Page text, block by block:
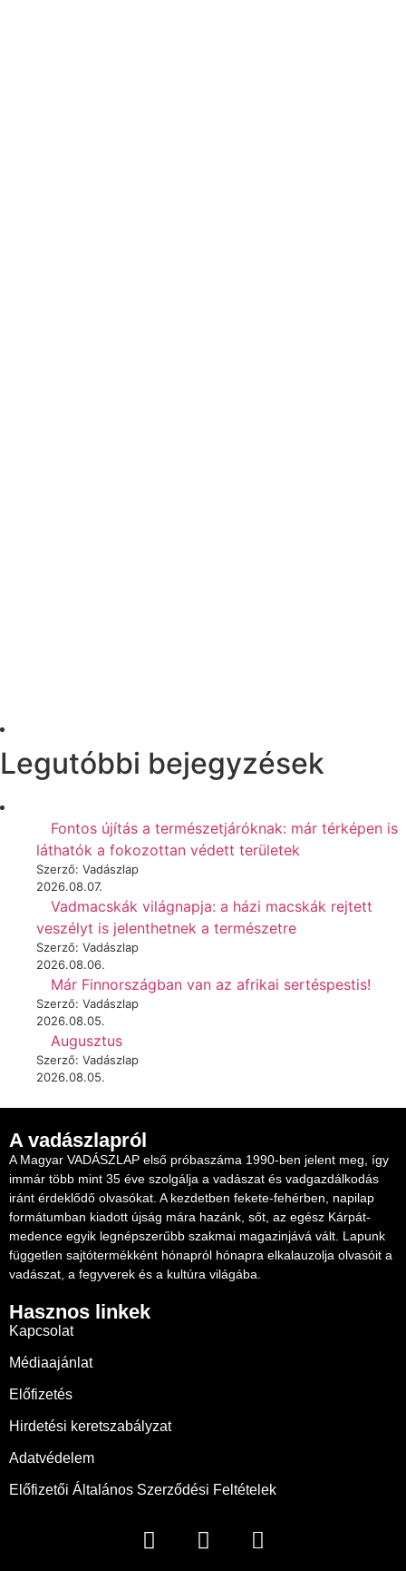
Legutóbbi bejegyzések
Fontos újítás a természetjáróknak: már térképen is
láthatók a fokozottan védett területek
Szerző: Vadászlap
2026.08.07.
Vadmacskák világnapja: a házi macskák rejtett
veszélyt is jelenthetnek a természetre
Szerző: Vadászlap
2026.08.06.
Már Finnországban van az afrikai sertéspestis!
Szerző: Vadászlap
2026.08.05.
Augusztus
Szerző: Vadászlap
2026.08.05.
A vadászlapról
A Magyar VADÁSZLAP első próbaszáma 1990-ben jelent meg, így
immár több mint 35 éve szolgálja a vadászat és vadgazdálkodás
iránt érdeklődő olvasókat. A kezdetben fekete-fehérben, napilap
formátumban kiadott újság mára hazánk, sőt, az egész Kárpát-
medence egyik legnépszerűbb szakmai magazinjává vált. Lapunk
független sajtótermékként hónapról hónapra elkalauzolja olvasóit a
vadászat, a fegyverek és a kultúra világába.
Hasznos linkek
Kapcsolat
Médiaajánlat
Előfizetés
Hirdetési keretszabályzat
Adatvédelem
Előfizetői Általános Szerződési Feltételek